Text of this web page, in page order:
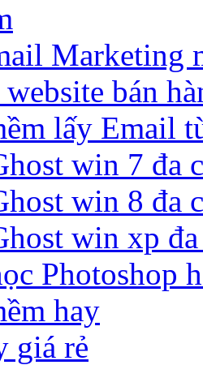
Marketing
website bán
lấy Email
win 7 đa
win 8 đa
win xp
Photoshop
hay
giá rẻ